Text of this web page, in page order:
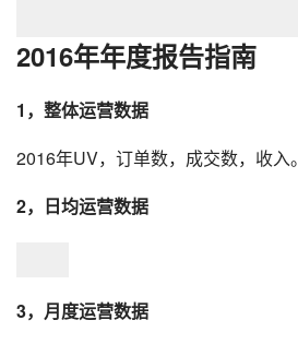
2016年年度报告指南
1，整体运营数据
2016年UV，订单数，成交数，收入。
2，日均运营数据
3，月度运营数据